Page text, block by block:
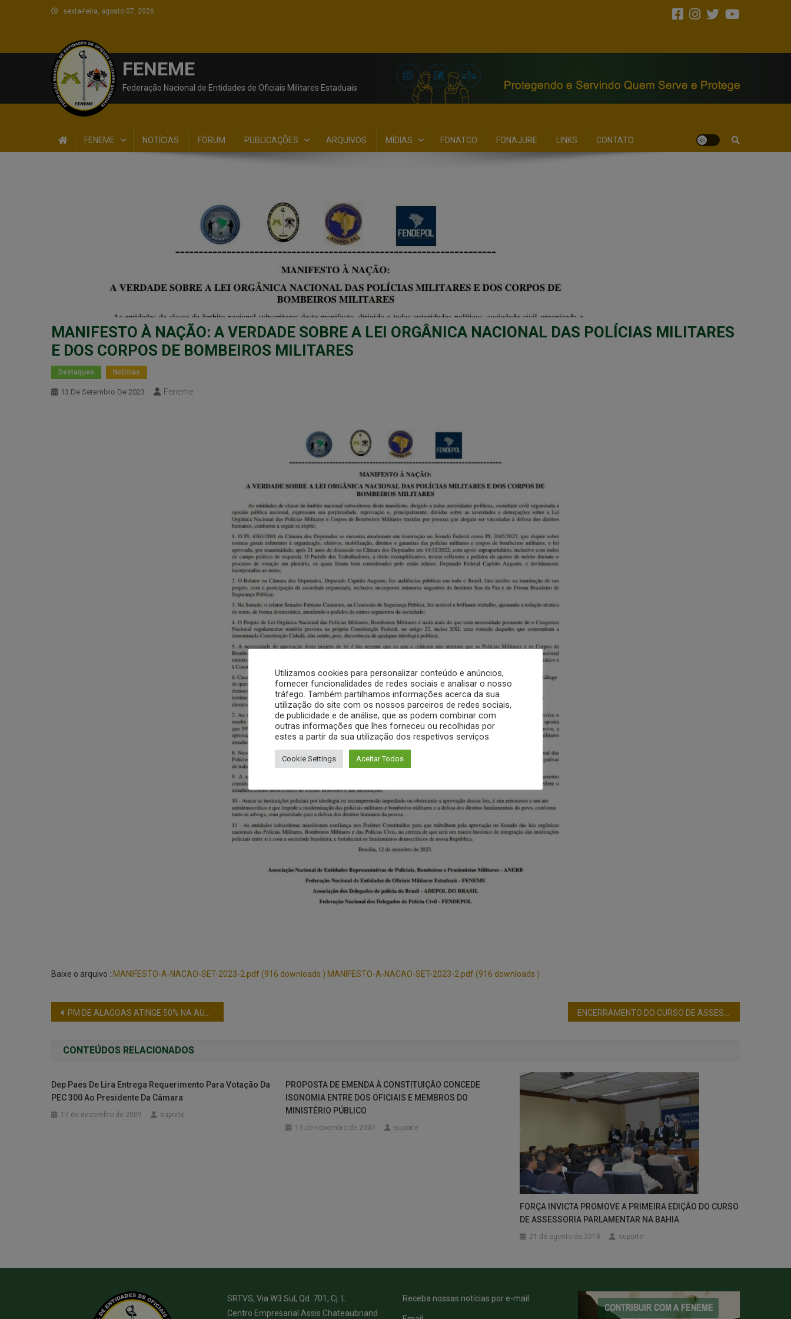
sexta-feira, agosto 07, 2026
FENEME
Federação Nacional de Entidades de Oficiais Militares Estaduais
FENEME NOTÍCIAS FÓRUM PUBLICAÇÕES ARQUIVOS MÍDIAS FONATCO FONAJURE LINKS CONTATO
MANIFESTO À NAÇÃO: A VERDADE SOBRE A LEI ORGÂNICA NACIONAL DAS POLÍCIAS MILITARES
E DOS CORPOS DE BOMBEIROS MILITARES
Destaques Notícias
13 De Setembro De 2023 Feneme
Baixe o arquivo : MANIFESTO-A-NACAO-SET-2023-2.pdf (916 downloads ) MANIFESTO-A-NACAO-SET-2023-2.pdf (916 downloads )
PM DE ALAGOAS ATINGE 50% NA AUTUAÇÃO DO TCO NO ESTADO ENCERRAMENTO DO CURSO DE ASSESSORIA PARLAMENTAR – ASSOF GOIÁS
CONTEÚDOS RELACIONADOS
Dep Paes De Lira Entrega Requerimento Para Votação Da
PEC 300 Ao Presidente Da Câmara
17 de dezembro de 2009 suporte
PROPOSTA DE EMENDA À CONSTITUIÇÃO CONCEDE
ISONOMIA ENTRE DOS OFICIAIS E MEMBROS DO
MINISTÉRIO PÚBLICO
13 de novembro de 2007 suporte
FORÇA INVICTA PROMOVE A PRIMEIRA EDIÇÃO DO CURSO
DE ASSESSORIA PARLAMENTAR NA BAHIA
21 de agosto de 2018 suporte
SRTVS, Via W3 Sul, Qd. 701, Cj. L
Centro Empresarial Assis Chateaubriand
Receba nossas notícias por e-mail:
Utilizamos cookies para personalizar conteúdo e anúncios,
fornecer funcionalidades de redes sociais e analisar o nosso
tráfego. Também partilhamos informações acerca da sua
utilização do site com os nossos parceiros de redes sociais,
de publicidade e de análise, que as podem combinar com
outras informações que lhes forneceu ou recolhidas por
estes a partir da sua utilização dos respetivos serviços.
Cookie Settings Aceitar Todos